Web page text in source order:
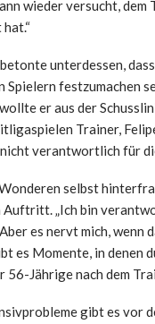
wieder versucht, dem
unterdessen,
Spielern festzumachen
er aus der
Trainer,
verantwortlich für
selbst
Auftritt. „Ich bin
es nervt mich, wenn
es Momente, in denen
56-Jährige nach dem
gibt es vor